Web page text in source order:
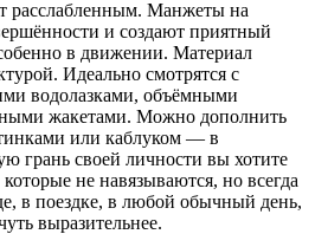
расслабленным. Манжеты на
и создают приятный
в движении. Материал
Идеально смотрятся с
водолазками, объёмными
жакетами. Можно дополнить
или каблуком — в
грань своей личности вы хотите
не навязываются, но всегда
в поездке, в любой обычный день,
выразительнее.